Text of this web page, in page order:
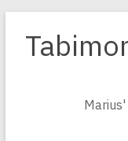
Inhalt
springen